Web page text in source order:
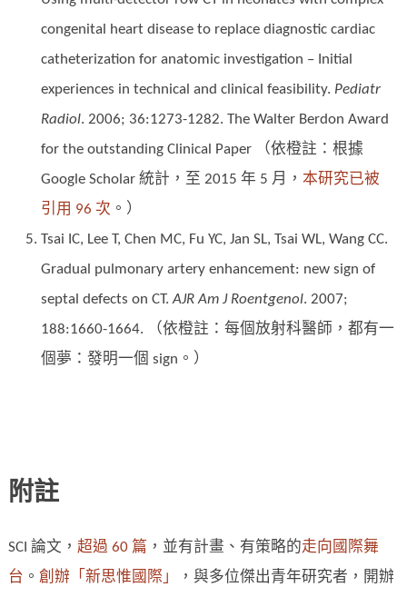
congenital heart disease to replace diagnostic cardiac
catheterization for anatomic investigation – Initial
experiences in technical and clinical feasibility. Pediatr
Radiol. 2006; 36:1273-1282. The Walter Berdon Award
for the outstanding Clinical Paper （依橙註：根據
Google Scholar 統計，至 2015 年 5 月， 本研究已被
引用 96 次 。）
Tsai IC, Lee T, Chen MC, Fu YC, Jan SL, Tsai WL, Wang CC.
Gradual pulmonary artery enhancement: new sign of
septal defects on CT.AJR Am J Roentgenol. 2007;
188:1660-1664. （依橙註：每個放射科醫師，都有一
個夢：發明一個 sign。）
附註
SCI 論文， 超過 60 篇 ，並有計畫、有策略的走向國際舞
台 。 創辦「新思惟國際」
，與多位傑出青年研究者，開辦